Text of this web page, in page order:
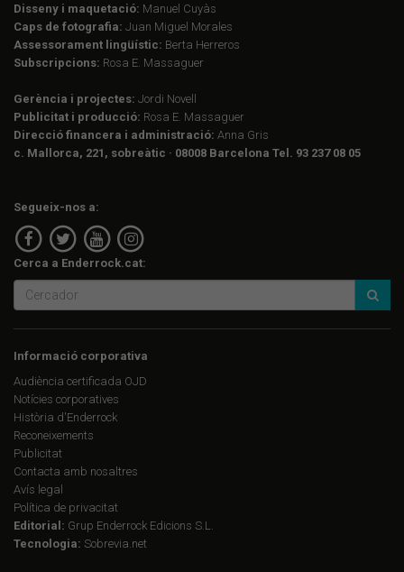
Disseny i maquetació: Manuel Cuyàs
Caps de fotografia: Juan Miguel Morales
Assessorament lingüístic: Berta Herreros
Subscripcions: Rosa E. Massaguer
Gerència i projectes: Jordi Novell
Publicitat i producció: Rosa E. Massaguer
Direcció financera i administració: Anna Gris
c. Mallorca, 221, sobreàtic · 08008 Barcelona Tel. 93 237 08 05
Segueix-nos a:
Cerca a Enderrock.cat:
Informació corporativa
Audiència certificada OJD
Notícies corporatives
Història d'Enderrock
Reconeixements
Publicitat
Contacta amb nosaltres
Avís legal
Política de privacitat
Editorial: Grup Enderrock Edicions S.L.
Tecnologia: Sobrevia.net